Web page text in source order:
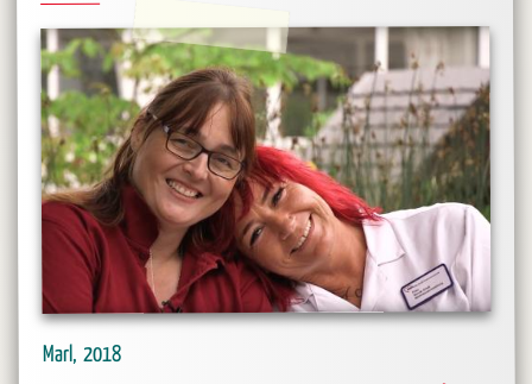
Marl 2018